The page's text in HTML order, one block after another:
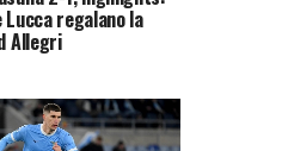
regalano la
Allegri